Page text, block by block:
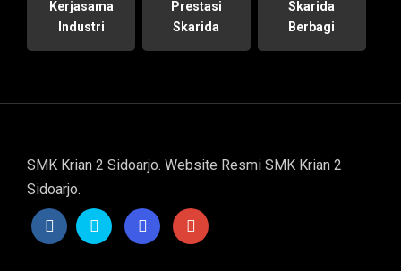
Kerjasama
Industri
Prestasi
Skarida
Skarida
Berbagi
SMK Krian 2 Sidoarjo. Website Resmi SMK Krian 2
Sidoarjo.